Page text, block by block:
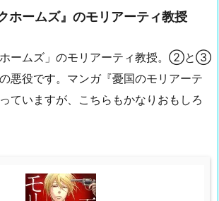
ホームズ』のモリアーティ教授
ホームズ」のモリアーティ教授。②と③
悪役です。マンガ『憂国のモリアーテ
ていますが、こちらもかなりおもしろ